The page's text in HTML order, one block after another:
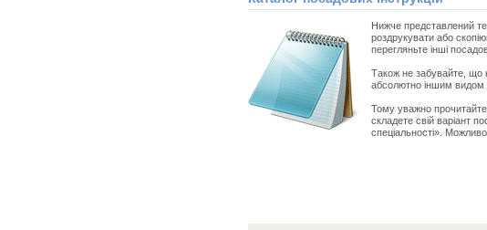
Нижче представлений
роздрукувати або
перегляньте інші
Також не забувайте, що
абсолютно іншим видом
Тому уважно прочитайте
складете свій варіант
спеціальності».